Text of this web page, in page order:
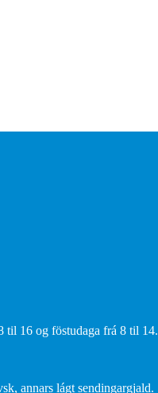
til 16 og föstudaga frá 8 til 14.
annars lágt sendingargjald.